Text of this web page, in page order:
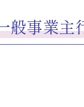
般事業主